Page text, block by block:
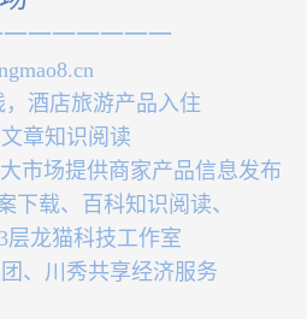
一一一一一一
酒店旅游产品入住
章知识阅读
市场提供商家产品信息发布
载、百科知识阅读、
层龙猫科技工作室
、川秀共享经济服务